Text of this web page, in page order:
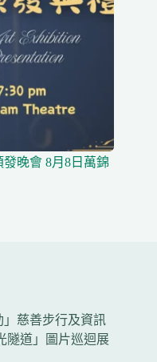
晚會 8月8日萬錦
」慈善步行及資訊
隧道」圖片巡迴展